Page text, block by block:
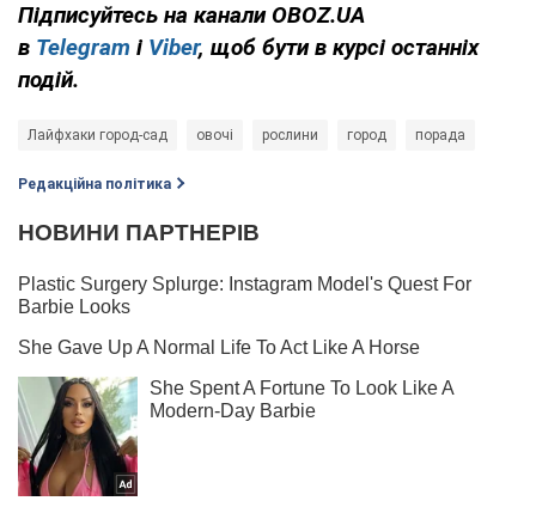
Підписуйтесь на канали OBOZ.UA
в Telegram і Viber, щоб бути в курсі останніх
подій.
Лайфхаки город-сад овочі рослини город порада
Редакційна політика